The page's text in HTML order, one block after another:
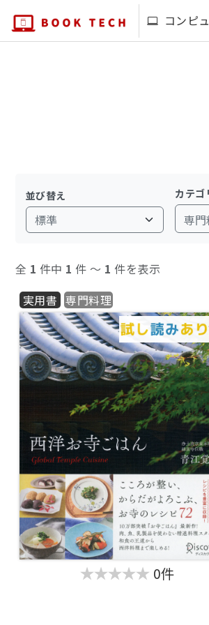
コンピ
並び替え カテゴ
専
全 1 件中 1 件 〜 1 件を表示
実用書 専門料理
0件